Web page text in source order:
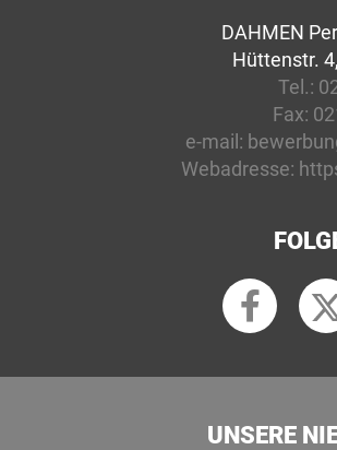
DAHMEN
Hüttenstr.
Tel.:
Fax:
e-mail:
Webadresse:
UNSERE